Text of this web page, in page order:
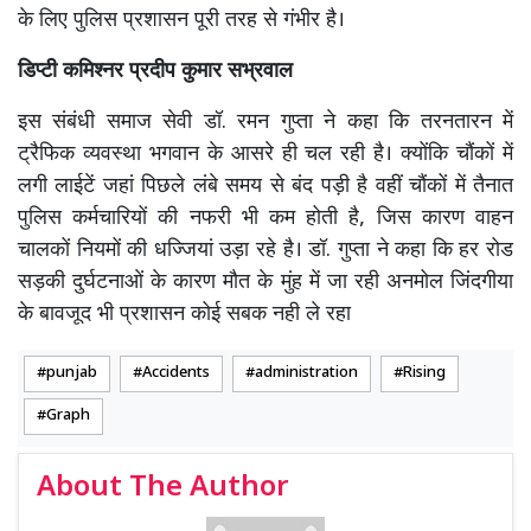
के लिए पुलिस प्रशासन पूरी तरह से गंभीर है।
डिप्टी कमिश्नर प्रदीप कुमार सभ्रवाल
इस संबंधी समाज सेवी डॉ. रमन गुप्ता ने कहा कि तरनतारन में
ट्रैफिक व्यवस्था भगवान के आसरे ही चल रही है। क्योंकि चौंकों में
लगी लाईटें जहां पिछले लंबे समय से बंद पड़ी है वहीं चौंकों में तैनात
पुलिस कर्मचारियों की नफरी भी कम होती है, जिस कारण वाहन
चालकों नियमों की धज्जियां उड़ा रहे है। डॉ. गुप्ता ने कहा कि हर रोड
सड़की दुर्घटनाओं के कारण मौत के मुंह में जा रही अनमोल जिंदगीया
के बावजूद भी प्रशासन कोई सबक नही ले रहा
punjab Accidents administration Rising
Graph
About The Author